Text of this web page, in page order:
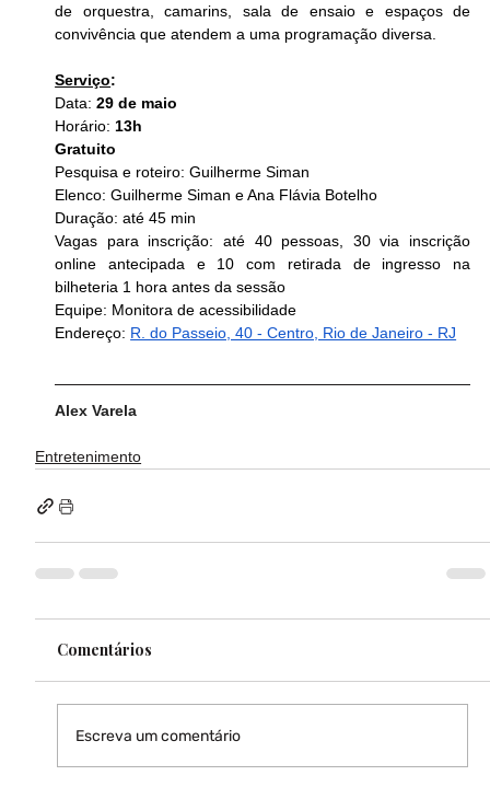
de orquestra, camarins, sala de ensaio e espaços de
convivência que atendem a uma programação diversa.
Serviço:
Data: 29 de maio
Horário: 13h
Gratuito
Pesquisa e roteiro: Guilherme Siman
Elenco: Guilherme Siman e Ana Flávia Botelho
Duração: até 45 min
Vagas para inscrição: até 40 pessoas, 30 via inscrição
online antecipada e 10 com retirada de ingresso na
bilheteria 1 hora antes da sessão
Equipe: Monitora de acessibilidade
Endereço: R. do Passeio, 40 - Centro, Rio de Janeiro - RJ
Alex Varela
Entretenimento
Comentários
Escreva um comentário